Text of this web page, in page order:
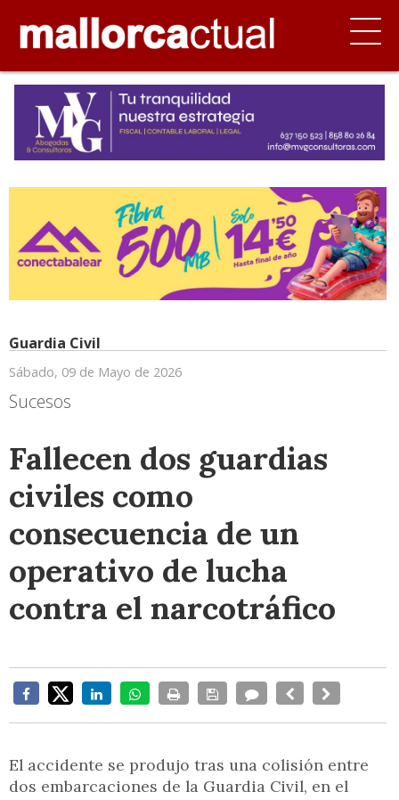
Guardia Civil
Sábado, 09 de Mayo de 2026
Sucesos
Fallecen dos guardias
civiles como
consecuencia de un
operativo de lucha
contra el narcotráfico
El accidente se produjo tras una colisión entre
dos embarcaciones de la Guardia Civil, en el